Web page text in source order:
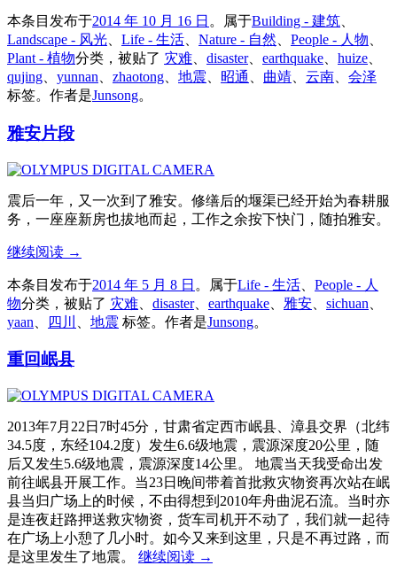
本条目发布于2014 年 10 月 16 日 。属于Building - 建筑
Landscape - 风光
Life - 生活 Nature - 自然 People - 人物
Plant - 植物分类，被贴了 灾难 disaster、 earthquake huize
qujing
yunnan zhaotong 地震 昭通 曲靖 云南
会泽
标签。 作者是Junsong。
雅安片段
震后一年，又一次到了雅安。修缮后的堰渠已经开始为春耕服
务，一座座新房也拔地而起，工作之余按下快门，随拍雅安。
继续阅读 →
本条目发布于2014 年 5 月 8 日 。属于Life - 生活
People - 人
物分类，被贴了 灾难 disaster、 earthquake 雅安 sichuan
yaan
四川 地震 标签。 作者是Junsong。
重回岷县
2013年7月22日7时45分，甘肃省定西市岷县、漳县交界（北纬
34.5度，东经104.2度）发生6.6级地震，震源深度20公里，随
后又发生5.6级地震，震源深度14公里。 地震当天我受命出发
前往岷县开展工作。当23日晚间带着首批救灾物资再次站在岷
县当归广场上的时候，不由得想到2010年舟曲泥石流。当时亦
是连夜赶路押送救灾物资，货车司机开不动了，我们就一起待
在广场上小憩了几小时。如今又来到这里，只是不再过路，而
是这里发生了地震。 继续阅读 →